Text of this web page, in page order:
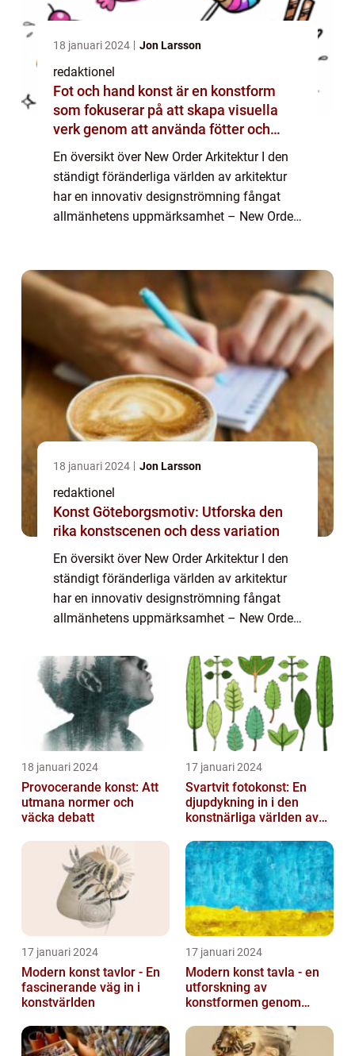
18 januari 2024 Jon Larsson
redaktionel
Fot och hand konst är en konstform
som fokuserar på att skapa visuella
verk genom att använda fötter och
händer istället för mer traditionella
verktyg som penslar eller verktyg
En översikt över New Order Arkitektur I den
ständigt föränderliga världen av arkitektur
har en innovativ designströmning fångat
allmänhetens uppmärksamhet – New Order
18 januari 2024 Jon Larsson
redaktionel
Konst Göteborgsmotiv: Utforska den
rika konstscenen och dess variation
En översikt över New Order Arkitektur I den
ständigt föränderliga världen av arkitektur
har en innovativ designströmning fångat
allmänhetens uppmärksamhet – New Order
konventioner och utforska nya forme...
18 januari 2024
Provocerande konst: Att
utmana normer och
väcka debatt
17 januari 2024
Svartvit fotokonst: En
djupdykning in i den
konstnärliga världen av
17 januari 2024
Modern konst tavlor - En
fascinerande väg in i
konstvärlden
17 januari 2024
Modern konst tavla - en
utforskning av
konstformen genom